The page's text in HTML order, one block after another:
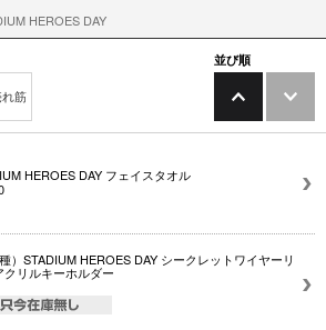
HEROES DAY
筋
並び順
HEROES DAY フェイスタオル
種）STADIUM HEROES DAY シークレットワイヤーリ
クリルキーホルダー